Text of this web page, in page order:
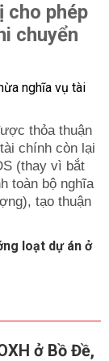
cho phép
chuyển
thỏa thuận
chính còn lại
(thay vì bắt
toàn bộ nghĩa
tạo thuận
loạt dự án ở
ở Bồ Đề,